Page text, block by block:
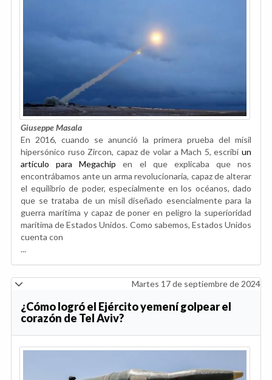
Giuseppe Masala
En 2016, cuando se anunció la primera prueba del misil
hipersónico ruso Zircon, capaz de volar a Mach 5, escribí un
artículo para Megachip en el que explicaba que nos
encontrábamos ante un arma revolucionaria, capaz de alterar
el equilibrio de poder, especialmente en los océanos, dado
que se trataba de un misil diseñado esencialmente para la
guerra marítima y capaz de poner en peligro la superioridad
marítima de Estados Unidos. Como sabemos, Estados Unidos
cuenta con
...
Martes 17 de septiembre de 2024
¿Cómo logró el Ejército yemení golpear el
corazón de Tel Aviv?